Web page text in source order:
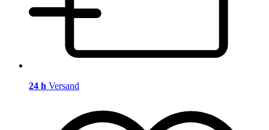
24 h Versand